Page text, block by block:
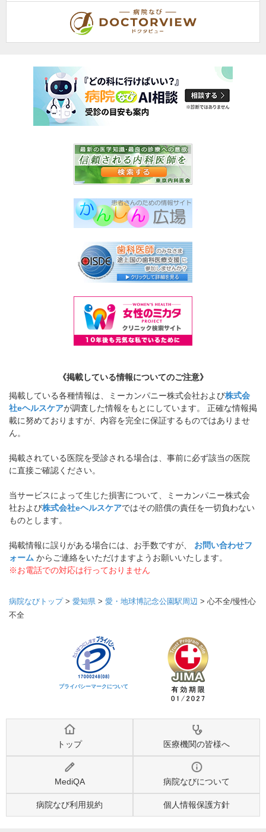
《掲載している情報についてのご注意》
掲載している各種情報は、ミーカンパニー株式会社および株式会
社eヘルスケアが調査した情報をもとにしています。 正確な情報掲
載に努めておりますが、内容を完全に保証するものではありませ
ん。
掲載されている医院を受診される場合は、事前に必ず該当の医院
に直接ご確認ください。
当サービスによって生じた損害について、ミーカンパニー株式会
社および株式会社eヘルスケアではその賠償の責任を一切負わない
ものとします。
掲載情報に誤りがある場合には、お手数ですが、 お問い合わせフ
ォーム からご連絡をいただけますようお願いいたします。
※お電話での対応は行っておりません
病院なびトップ> 愛知県 > 愛・地球博記念公園駅周辺 > 心不全/慢性心
不全
プライバシーマークについて
トップ 医療機関の皆様へ
MediQA 病院なびについて
病院なび利用規約 個人情報保護方針